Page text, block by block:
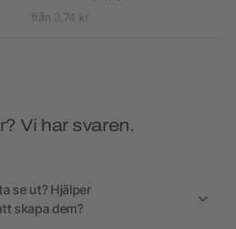
från 3,74 kr
Vi har svaren.
se ut? Hjälper
skapa dem?